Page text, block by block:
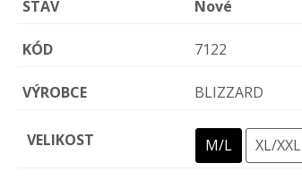
STAV Nové
KÓD 7122
VÝROBCE BLIZZARD
VELIKOST M/L XL/XXL